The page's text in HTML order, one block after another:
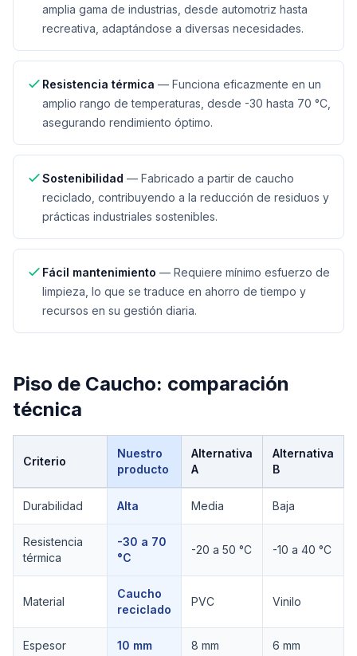
amplia gama de industrias, desde automotriz hasta
recreativa, adaptándose a diversas necesidades.
Resistencia térmica — Funciona eficazmente en un
amplio rango de temperaturas, desde -30 hasta 70 °C,
asegurando rendimiento óptimo.
Sostenibilidad — Fabricado a partir de caucho
reciclado, contribuyendo a la reducción de residuos y
prácticas industriales sostenibles.
Fácil mantenimiento — Requiere mínimo esfuerzo de
limpieza, lo que se traduce en ahorro de tiempo y
recursos en su gestión diaria.
Piso de Caucho: comparación
técnica
Criterio
Nuestro
producto
Alternativa
A
Alternativa
B
Durabilidad Alta Media Baja
Resistencia
térmica
-30 a 70
°C
-20 a 50 °C -10 a 40 °C
Material
Caucho
reciclado
PVC Vinilo
Espesor 10 mm 8 mm 6 mm